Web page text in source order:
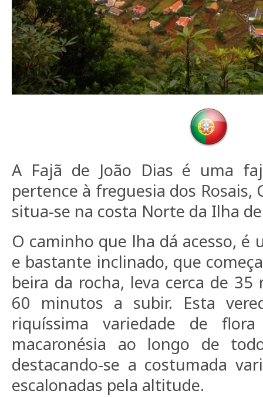
A Fajã de João Dias é uma
pertence à freguesia dos Rosais,
situa-se na costa Norte da Ilha de
O caminho que lha dá acesso, é
e bastante inclinado, que
beira da rocha, leva cerca de
60 minutos a subir. Esta
riquíssima variedade de
macaronésia ao longo de
destacando-se a costumada
escalonadas pela altitude.